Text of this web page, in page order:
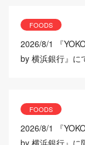
FOODS
2026/8/1
『
by 横浜銀行』に
FOODS
2026/8/1
『
by 横浜銀行』に